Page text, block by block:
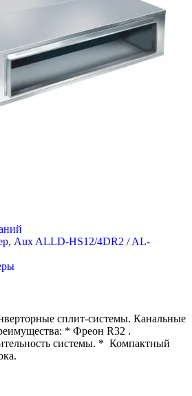
Aux ALLD-HS12/4DR2 / AL-
сплит-системы. Канальные
* Фреон R32 .
системы. * Компактный